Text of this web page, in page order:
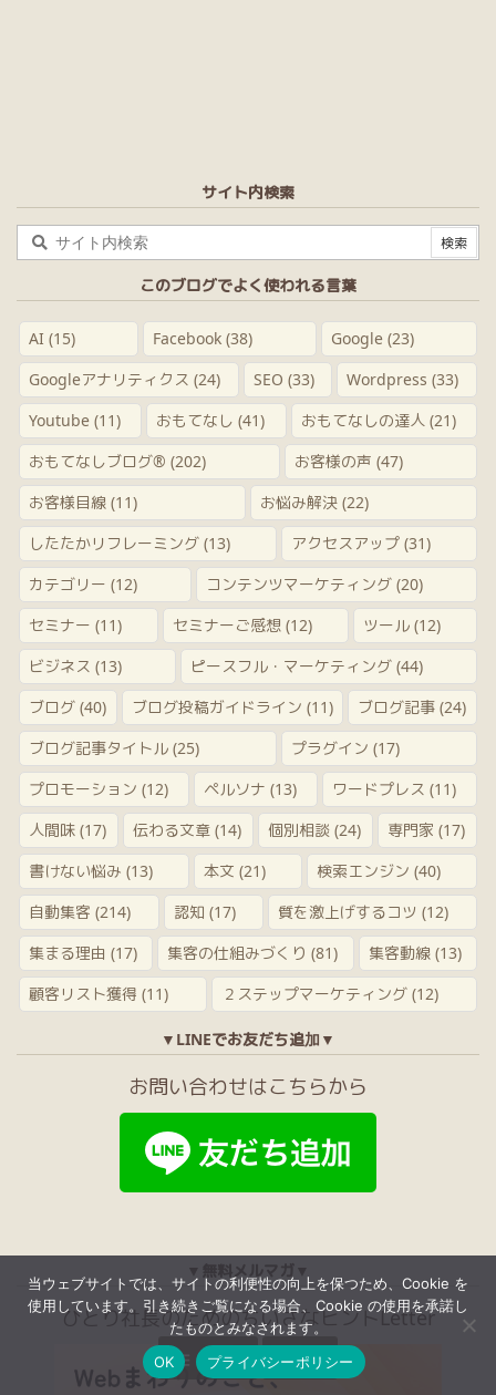
サイト内検索
このブログでよく使われる言葉
AI (15) Facebook (38) Google(23)
Googleアナリティクス (24) SEO (33) Wordpress (33)
Youtube (11) おもてなし (41) おもてなしの達人(21)
おもてなしブログ® (202) お客様の声 (47)
お客様目線 (11) お悩み解決 (22)
したたかリフレーミング (13) アクセスアップ (31)
カテゴリー (12) コンテンツマーケティング (20)
セミナー (11) セミナーご感想 (12) ツール (12)
ビジネス (13) ピースフル・マーケティング (44)
ブログ (40) ブログ投稿ガイドライン (11) ブログ記事 (24)
ブログ記事タイトル (25) プラグイン (17)
プロモーション (12) ペルソナ (13) ワードプレス (11)
人間味 (17) 伝わる文章 (14) 個別相談 (24) 専門家 (17)
書けない悩み (13) 本文 (21) 検索エンジン (40)
自動集客 (214) 認知 (17) 質を激上げするコツ (12)
集まる理由 (17) 集客の仕組みづくり (81) 集客動線(13)
顧客リスト獲得 (11) ２ステップマーケティング (12)
▼LINEでお友だち追加▼
お問い合わせはこちらから
▼無料メルマガ▼
ひとり社長のためのちいさなヒントLetter
 メニュー  上へ
当ウェブサイトでは、サイトの利便性の向上を保つため、Cookie を
使用しています。引き続きご覧になる場合、Cookie の使用を承諾し
たものとみなされます。
OK
プライバシーポリシー